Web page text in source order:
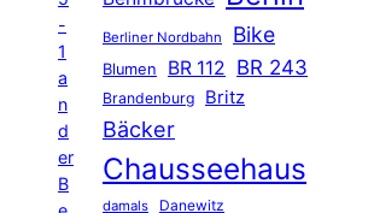
-
1
a
n
d
er
B
Berliner Nordbahn Bike
Blumen BR 112 BR 243
Brandenburg Britz
Bäcker
Chausseehaus
damals Danewitz